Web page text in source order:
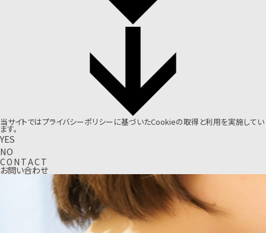
当サイトではプライバシーポリシーに基づいたCookieの取得と利用を実施してい
ます。
YES
NO
CO N TACT
お問い合わせ